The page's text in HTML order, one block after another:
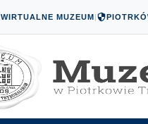
WIRTUALNE MUZEUM|